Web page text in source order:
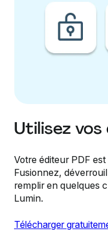
Utilisez
Votre éditeur PDF
Fusionnez,
remplir en quelques
Lumin.
Télécharger